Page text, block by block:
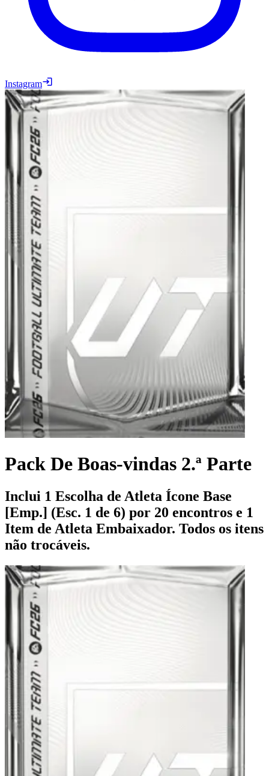
Instagram
Pack De Boas-vindas 2.ª Parte
Inclui 1 Escolha de Atleta Ícone Base
[Emp.] (Esc. 1 de 6) por 20 encontros e 1
Item de Atleta Embaixador. Todos os itens
não trocáveis.